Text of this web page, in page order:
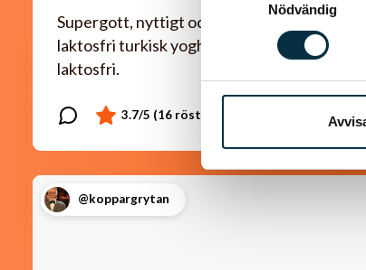
Nödvändig
Supergott, nyttigt och enkelt! Jag använder
laktosfri turkisk yoghurt, så blir rätten helt
laktosfri.
@koppargrytan